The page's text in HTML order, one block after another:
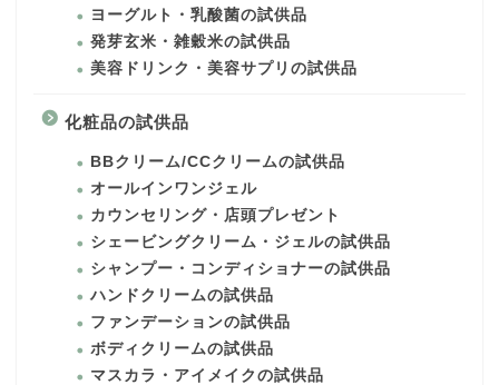
ヨーグルト・乳酸菌の試供品
発芽玄米・雑穀米の試供品
美容ドリンク・美容サプリの試供品
化粧品の試供品
BBクリーム/CCクリームの試供品
オールインワンジェル
カウンセリング・店頭プレゼント
シェービングクリーム・ジェルの試供品
シャンプー・コンディショナーの試供品
ハンドクリームの試供品
ファンデーションの試供品
ボディクリームの試供品
マスカラ・アイメイクの試供品